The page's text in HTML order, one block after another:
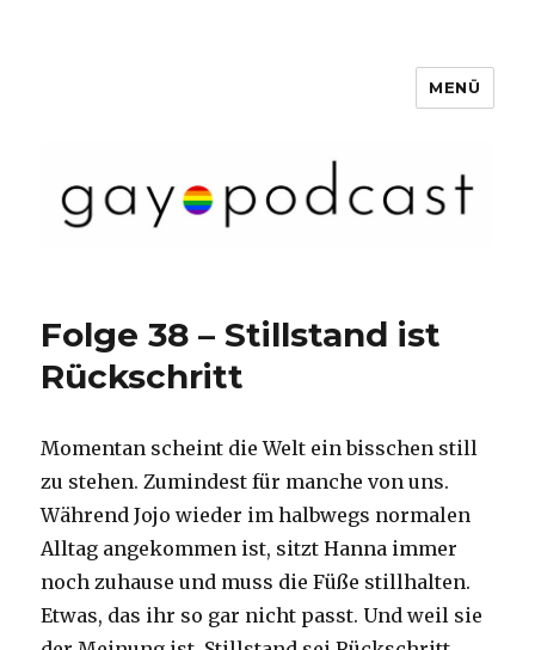
MENÜ
Folge 38 – Stillstand ist
Rückschritt
Momentan scheint die Welt ein bisschen still
zu stehen. Zumindest für manche von uns.
Während Jojo wieder im halbwegs normalen
Alltag angekommen ist, sitzt Hanna immer
noch zuhause und muss die Füße stillhalten.
Etwas, das ihr so gar nicht passt. Und weil sie